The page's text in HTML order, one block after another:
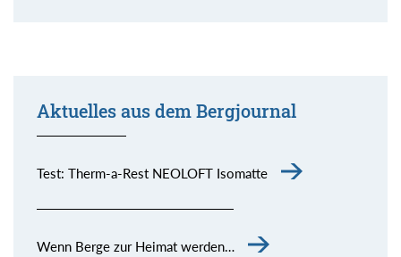
Aktuelles aus dem Bergjournal
Test: Therm-a-Rest NEOLOFT Isomatte
Wenn Berge zur Heimat werden…